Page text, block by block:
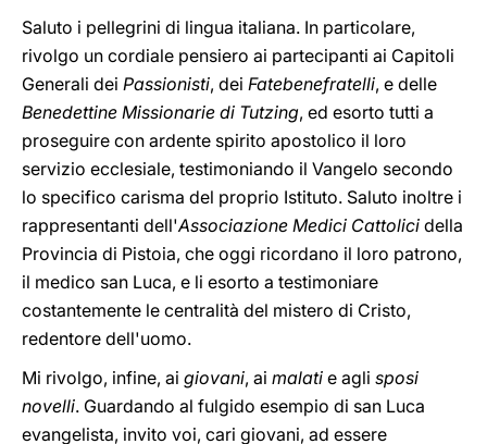
Saluto i pellegrini di lingua italiana. In particolare,
rivolgo un cordiale pensiero ai partecipanti ai Capitoli
Generali dei Passionisti, dei Fatebenefratelli, e delle
Benedettine Missionarie di Tutzing, ed esorto tutti a
proseguire con ardente spirito apostolico il loro
servizio ecclesiale, testimoniando il Vangelo secondo
lo specifico carisma del proprio Istituto. Saluto inoltre i
rappresentanti dell'Associazione Medici Cattolici della
Provincia di Pistoia, che oggi ricordano il loro patrono,
il medico san Luca, e li esorto a testimoniare
costantemente le centralità del mistero di Cristo,
redentore dell'uomo.
Mi rivolgo, infine, ai giovani, ai malati e agli sposi
novelli. Guardando al fulgido esempio di san Luca
evangelista, invito voi, cari giovani, ad essere